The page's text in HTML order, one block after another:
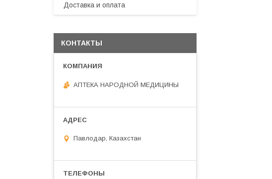
Доставка и оплата
КОНТАКТЫ
АПТЕКА НАРОДНОЙ МЕДИЦИНЫ
Павлодар, Казахстан